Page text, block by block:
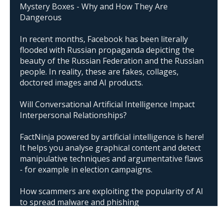
Mystery Boxes - Why and How They Are
Dangerous
In recent months, Facebook has been literally
flooded with Russian propaganda depicting the
beauty of the Russian Federation and the Russian
people. In reality, these are fakes, collages,
doctored images and AI products.
Will Conversational Artificial Intelligence Impact
Interpersonal Relationships?
FactNinja powered by artificial intelligence is here!
It helps you analyse graphical content and detect
manipulative techniques and argumentative flaws
- for example in election campaigns.
How scammers are exploiting the popularity of AI
to spread malware and phishing